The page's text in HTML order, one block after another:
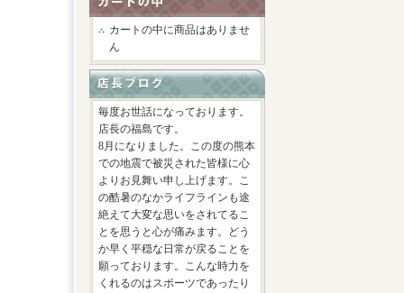
カートの中に商品はありませ
ん
毎度お世話になっております。
店長の福島です。
8月になりました。この度の熊本
での地震で被災された皆様に心
よりお見舞い申し上げます。こ
の酷暑のなかライフラインも途
絶えて大変な思いをされてるこ
とを思うと心が痛みます。どう
か早く平穏な日常が戻ることを
願っております。こんな時力を
くれるのはスポーツであったり